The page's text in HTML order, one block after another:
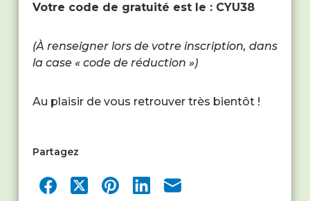
Votre code de gratuité est le : CYU38
(À renseigner lors de votre inscription, dans
la case « code de réduction »)
Au plaisir de vous retrouver très bientôt !
Partagez